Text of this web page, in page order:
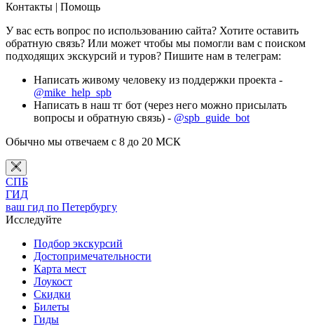
Контакты | Помощь
У вас есть вопрос по использованию сайта? Хотите оставить
обратную связь? Или может чтобы мы помогли вам с поиском
подходящих экскурсий и туров? Пишите нам в телеграм:
Написать живому человеку из поддержки проекта -
@mike_help_spb
Написать в наш тг бот (через него можно присылать
вопросы и обратную связь) - @spb_guide_bot
Обычно мы отвечаем с 8 до 20 МСК
СПБ
ГИД
ваш гид по Петербургу
Исследуйте
Подбор экскурсий
Достопримечательности
Карта мест
Лоукост
Скидки
Билеты
Гиды